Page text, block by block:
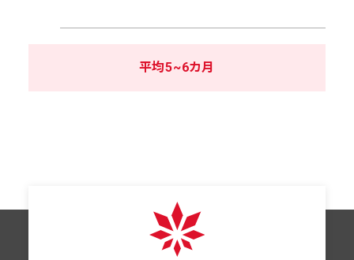
平均5~6カ月